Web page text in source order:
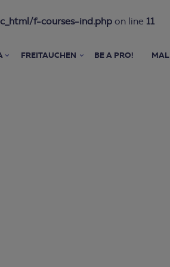
f-courses-ind.php on line 11
FREITAUCHEN BE A PRO!